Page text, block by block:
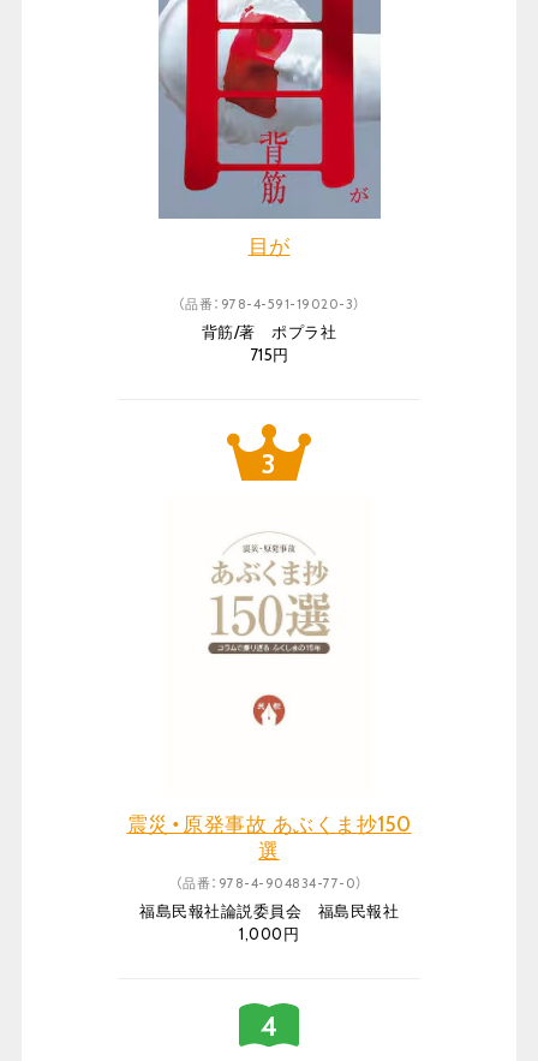
目が
（品番：978-4-591-19020-3）
背筋/著 ポプラ社
715円
震災・原発事故 あぶくま抄150
選
（品番：978-4-904834-77-0）
福島民報社論説委員会 福島民報社
1,000円